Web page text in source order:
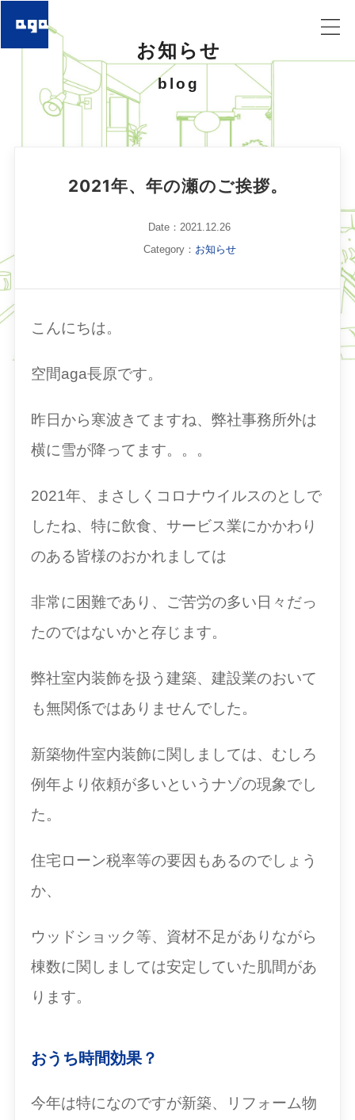
お知らせ
blog
2021年、年の瀬のご挨拶。
Date：2021.12.26
Category： お知らせ
こんにちは。
空間aga長原です。
昨日から寒波きてますね、弊社事務所外は
横に雪が降ってます。。。
2021年、まさしくコロナウイルスのとしで
したね、特に飲食、サービス業にかかわり
のある皆様のおかれましては
非常に困難であり、ご苦労の多い日々だっ
たのではないかと存じます。
弊社室内装飾を扱う建築、建設業のおいて
も無関係ではありませんでした。
新築物件室内装飾に関しましては、むしろ
例年より依頼が多いというナゾの現象でし
た。
住宅ローン税率等の要因もあるのでしょう
か、
ウッドショック等、資材不足がありながら
棟数に関しましては安定していた肌間があ
ります。
おうち時間効果？
今年は特になのですが新築、リフォーム物